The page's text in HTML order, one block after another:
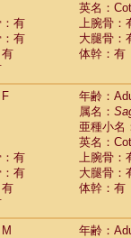
英名：
有
上腕骨：
有
大腿骨：
体幹：有
年齢：
属名：
亜種小名
英名：
有
上腕骨：
有
大腿骨：
体幹：有
年齢：